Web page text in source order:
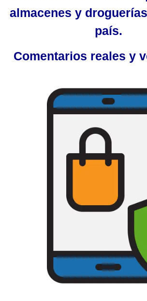
almacenes y
país.
Comentarios reales y